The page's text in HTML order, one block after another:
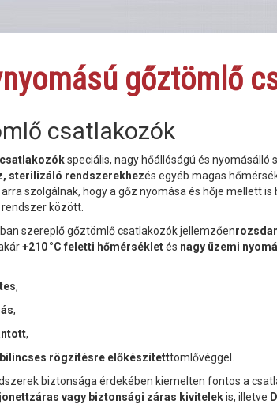
gőztömlő
csatlakozók
speciális, nagy hőállóságú és nyomásálló
sterilizáló rendszerekhezés egyéb magas
szolgálnak, hogy a gőz nyomása és hője mellett
között.
szereplő gőztömlő csatlakozók jellemzően
+210 °C feletti hőmérsékletés nagy üzemi
,
,
,
bilincses rögzítésre előkészítetttömlővéggel.
biztonsága érdekében kiemelten fontos a
vagy biztonsági záras kivitelekis, illetve